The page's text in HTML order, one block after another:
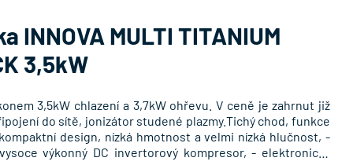
INNOVA MULTI TITANIUM
3,5kW
3,5kW chlazení a 3,7kW ohřevu. V ceně je zahrnut již
do sítě, jonizátor studené plazmy.Tichý chod, funkce
design, nízká hmotnost a velmi nízká hlučnost, -
výkonný DC invertorový kompresor, - elektronický